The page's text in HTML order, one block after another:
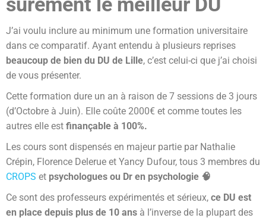
J’ai voulu inclure au minimum une formation universitaire
dans ce comparatif. Ayant entendu à plusieurs reprises
beaucoup de bien du DU de Lille, c’est celui-ci que j’ai choisi
de vous présenter.
Cette formation dure un an à raison de 7 sessions de 3 jours
(d’Octobre à Juin). Elle coûte 2000€ et comme toutes les
autres elle est finançable à 100%.
Les cours sont dispensés en majeur partie par Nathalie
Crépin, Florence Delerue et Yancy Dufour, tous 3 membres du
CROPS et psychologues ou Dr en psychologie 🧠
Ce sont des professeurs expérimentés et sérieux, ce DU est
en place depuis plus de 10 ans à l’inverse de la plupart des